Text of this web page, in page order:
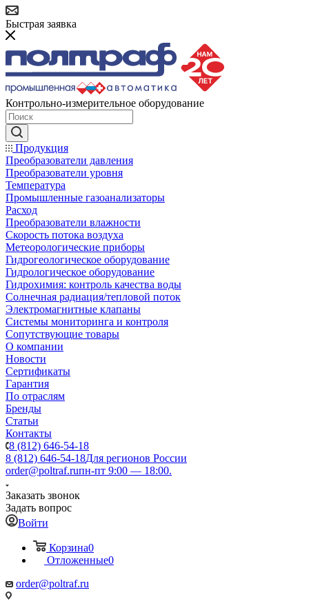
Быстрая заявка
Контрольно-измерительное оборудование
Продукция
Преобразователи давления
Преобразователи уровня
Температура
Промышленные газоанализаторы
Расход
Преобразователи влажности
Скорость потока воздуха
Метеорологические приборы
Гидрогеологическое оборудование
Гидрологическое оборудование
Гидрохимия: контроль качества воды
Солнечная радиация/тепловой поток
Электромагнитные клапаны
Системы мониторинга и контроля
Сопутствующие товары
О компании
Новости
Сертификаты
Гарантия
По отраслям
Бренды
Статьи
Контакты
8 (812) 646-54-18
8 (812) 646-54-18Для регионов России
order@poltraf.ruпн-пт 9:00 — 18:00.
Заказать звонок
Задать вопрос
Войти
Корзина0
Отложенные0
order@poltraf.ru